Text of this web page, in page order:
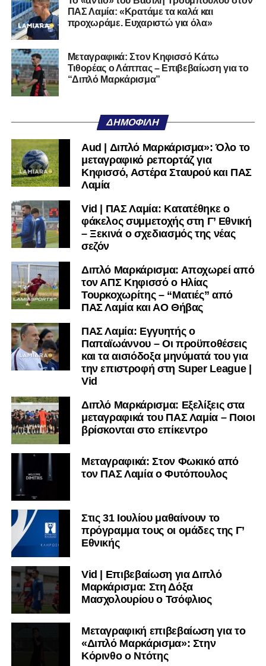
ποδοσφαιρική του διαδρομή από τον Απόλλωνα Σμύρνης.
Τον καλωσορίζουμε στην οικογένεια του Σαρωνικού και
του ευχόμαστε υγεία και επιτυχίες.»
Ακολουθήστε τοlamiara.grστοGoogle Newsγια να
μαθαίνετε πρώτοι τα κυανόλευκα νέα στην Ελλάδα και τον
Twitterκαι στοInstagram
μαθαίνετε σε χρόνο dt όλα τα νέα.
ΠΑΣ Λαμία: «Κρατάμε τα καλά και
προχωράμε. Ευχαριστώ για όλα»
Μεταγραφικά: Στον Κηφισσό Κάτω
Τιθορέας ο Λάππας – Επιβεβαίωση για το
“Διπλό Μαρκάρισμα”
ΔΗΜΟΦΙΛΉ
Aud | Διπλό Μαρκάρισμα»: Όλο το
μεταγραφικό ρεπορτάζ για
Κηφισσό, Αστέρα Σταυρού και ΠΑΣ
Λαμία
Vid | ΠΑΣ Λαμία: Κατατέθηκε ο
φάκελος συμμετοχής στη Γ’ Εθνική
– Ξεκινά ο σχεδιασμός της νέας
σεζόν
Διπλό Μαρκάρισμα: Αποχωρεί από
τον ΑΠΣ Κηφισσό ο Ηλίας
Τουρκοχωρίτης – “Ματιές” από
ΠΑΣ Λαμία και ΑΟ Θήβας
ΠΑΣ Λαμία: Εγγυητής ο
Παπαϊωάννου – Οι προϋποθέσεις
και τα αισιόδοξα μηνύματά του για
την επιστροφή στη Super League |
Vid
Διπλό Μαρκάρισμα: Εξελίξεις στα
μεταγραφικά του ΠΑΣ Λαμία – Ποιοι
βρίσκονται στο επίκεντρο
Μεταγραφικά: Στον Φωκικό από
τον ΠΑΣ Λαμία ο Φυτόπουλος
Στις 31 Ιουλίου μαθαίνουν το
πρόγραμμα τους οι ομάδες της Γ’
Εθνικής
Vid | Επιβεβαίωση για Διπλό
Μαρκάρισμα: Στη Δόξα
Μασχολουρίου ο Τσόφλιος
Μεταγραφική επιβεβαίωση για το
«Διπλό Μαρκάρισμα»: Στην
Κόρινθο ο Ντότης